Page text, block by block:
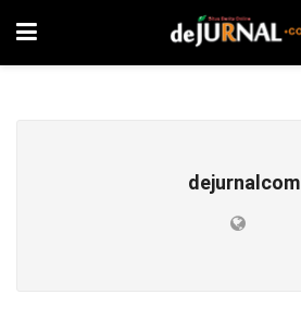
dejurnalcom